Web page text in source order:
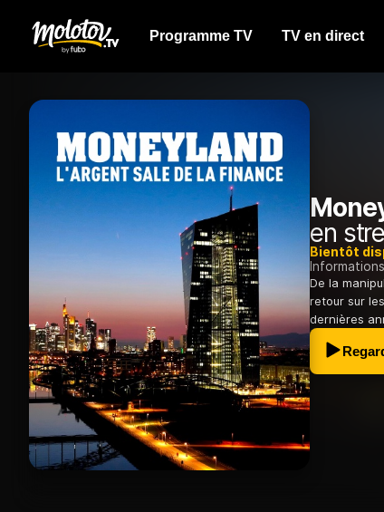
Programme TV TV en direct
en
Bientôt
Informations
De la
retour sur
dernières